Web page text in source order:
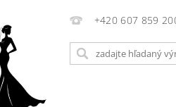
+420 607 859